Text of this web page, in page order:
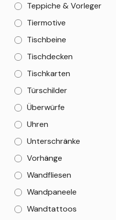
Teppiche & Vorleger
Tiermotive
Tischbeine
Tischdecken
Tischkarten
Türschilder
Überwürfe
Uhren
Unterschränke
Vorhänge
Wandfliesen
Wandpaneele
Wandtattoos